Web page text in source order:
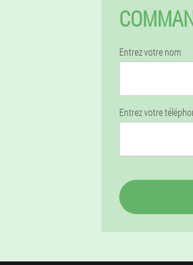
Entrez votre nom
Entrez votre